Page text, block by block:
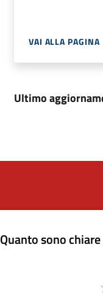
VAI ALLA PAGINA
Ultimo
Quanto sono